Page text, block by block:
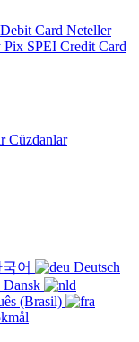
Debit Card Neteller
Pix SPEI Credit Card
Cüzdanlar
어
Deutsch
Dansk
(Brasil)